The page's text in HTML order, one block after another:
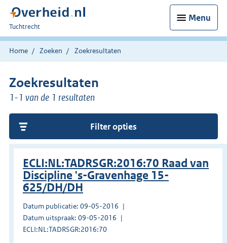
Menu
U
bent
hier:
Tuchtrecht
Home Zoeken Zoekresultaten
Zoekresultaten
1-1 van de 1 resultaten
Filter opties
ECLI:NL:TADRSGR:2016:70 Raad van
Discipline 's-Gravenhage 15-
625/DH/DH
Datum publicatie: 09-05-2016
Datum uitspraak: 09-05-2016
ECLI:NL:TADRSGR:2016:70